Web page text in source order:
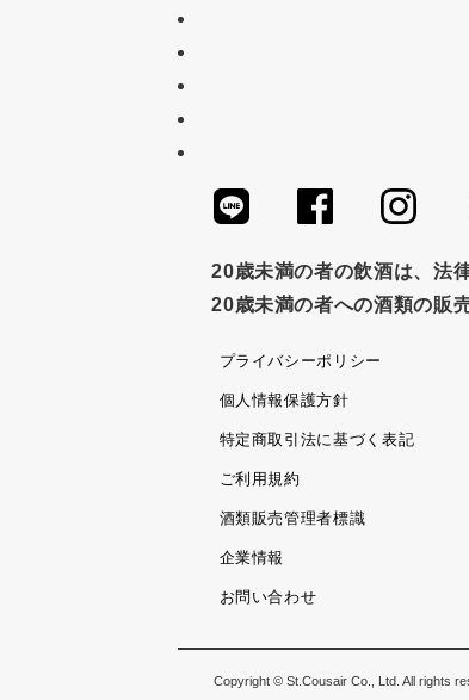
20歳未満の者の飲酒は、法
20歳未満の者への酒類の販
プライバシーポリシー
個人情報保護方針
特定商取引法に基づく表記
ご利用規約
酒類販売管理者標識
企業情報
お問い合わせ
Copyright © St.Cousair Co., Ltd. All rights